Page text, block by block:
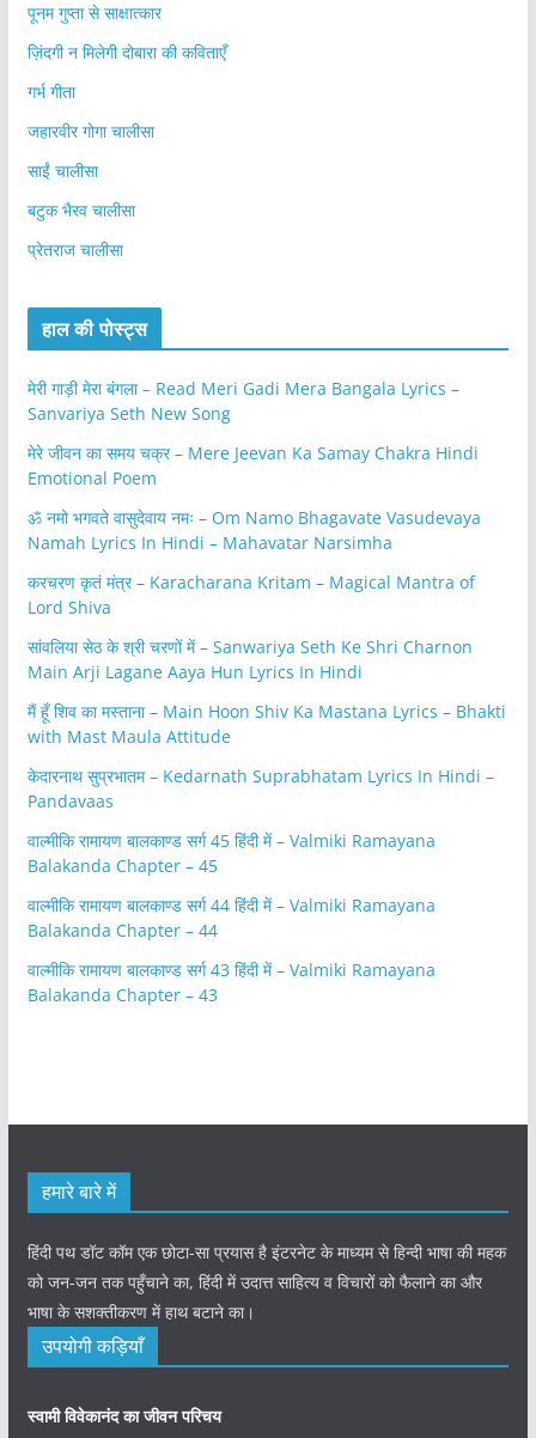
पूनम गुप्ता से साक्षात्कार
ज़िंदगी न मिलेगी दोबारा की कविताएँ
गर्भ गीता
जहारवीर गोगा चालीसा
साईं चालीसा
बटुक भैरव चालीसा
प्रेतराज चालीसा
हाल की पोस्ट्स
मेरी गाड़ी मेरा बंगला – Read Meri Gadi Mera Bangala Lyrics –
Sanvariya Seth New Song
मेरे जीवन का समय चक्र – Mere Jeevan Ka Samay Chakra Hindi
Emotional Poem
ॐ नमो भगवते वासुदेवाय नमः – Om Namo Bhagavate Vasudevaya
Namah Lyrics In Hindi – Mahavatar Narsimha
करचरण कृतं मंत्र – Karacharana Kritam – Magical Mantra of
Lord Shiva
सांवलिया सेठ के श्री चरणों में – Sanwariya Seth Ke Shri Charnon
Main Arji Lagane Aaya Hun Lyrics In Hindi
मैं हूँ शिव का मस्ताना – Main Hoon Shiv Ka Mastana Lyrics – Bhakti
with Mast Maula Attitude
केदारनाथ सुप्रभातम – Kedarnath Suprabhatam Lyrics In Hindi –
Pandavaas
वाल्मीकि रामायण बालकाण्ड सर्ग 45 हिंदी में – Valmiki Ramayana
Balakanda Chapter – 45
वाल्मीकि रामायण बालकाण्ड सर्ग 44 हिंदी में – Valmiki Ramayana
Balakanda Chapter – 44
वाल्मीकि रामायण बालकाण्ड सर्ग 43 हिंदी में – Valmiki Ramayana
Balakanda Chapter – 43
हमारे बारे में
हिंदी पथ डॉट कॉम एक छोटा-सा प्रयास है इंटरनेट के माध्यम से हिन्दी भाषा की महक
को जन-जन तक पहुँचाने का, हिंदी में उदात्त साहित्य व विचारों को फैलाने का और
भाषा के सशक्तीकरण में हाथ बटाने का।
उपयोगी कड़ियाँ
स्वामी विवेकानंद का जीवन परिचय